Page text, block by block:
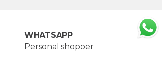
WHATSAPP
Personal shopper